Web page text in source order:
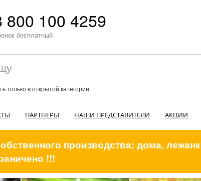
800 100 4259
бесплатный
только в открытой категории
ПАРТНЕРЫ НАШИ ПРЕДСТАВИТЕЛИ АКЦИИ
производства: дома,
!!!